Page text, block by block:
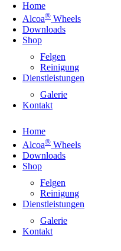
Home
Alcoa® Wheels
Downloads
Shop
Felgen
Reinigung
Dienstleistungen
Galerie
Kontakt
Home
Alcoa® Wheels
Downloads
Shop
Felgen
Reinigung
Dienstleistungen
Galerie
Kontakt